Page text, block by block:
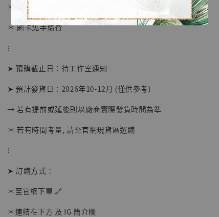
NT$ 1,870
＊ 國際運費另計
＊ 刷卡免手續費
⁝
➤ 預購截止日：待工作室通知
➤ 預計發貨日：2026年10-12月 (僅供參考)
→ 若有提前或延後則以廠商實際發貨時間為準
＊ 若有時間考量, 請至官網現貨區選購
⁝
➤ 訂購方式：
＊至官網下單 🔗
＊連結在下方 及 IG 簡介欄